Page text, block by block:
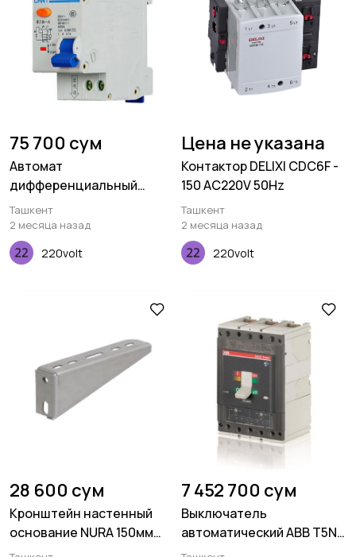
75 700 сум
Автомат
дифференциальный
CHINT DZ47LEE-32 1P+N
C16
Ташкент
2 месяца назад
220volt
Цена не указана
Контактор DELIXI CDC6F -
150 AC220V 50Hz
Ташкент
2 месяца назад
220volt
28 600 сум
Кронштейн настенный
основание NURA 150мм
2мм
7 452 700 сум
Выключатель
автоматический ABB T5N
630 TMA 500-5000 3p F F